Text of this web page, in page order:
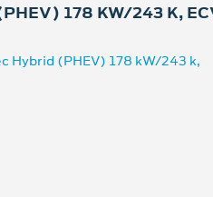
178 KW/243 K,